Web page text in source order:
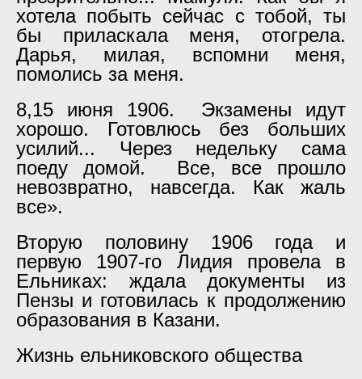
хотела побыть сейчас с тобой, ты
бы приласкала меня, отогрела.
Дарья, милая, вспомни меня,
помолись за меня.
8,15 июня 1906. Экзамены идут
хорошо. Готовлюсь без больших
усилий... Через недельку сама
поеду домой. Все, все прошло
невозвратно, навсегда. Как жаль
все».
Вторую половину 1906 года и
первую 1907-го Лидия провела в
Ельниках: ждала документы из
Пензы и готовилась к продолжению
образования в Казани.
Жизнь ельниковского общества